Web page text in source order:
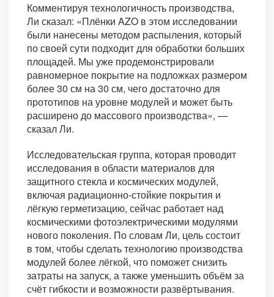
Комментируя технологичность производства,
Ли сказал: «Плёнки AZO в этом исследовании
были нанесены методом распыления, который
по своей сути подходит для обработки больших
площадей. Мы уже продемонстрировали
равномерное покрытие на подложках размером
более 30 см на 30 см, чего достаточно для
прототипов на уровне модулей и может быть
расширено до массового производства», —
сказал Ли.
Исследовательская группа, которая проводит
исследования в области материалов для
защитного стекла и космических модулей,
включая радиационно-стойкие покрытия и
лёгкую герметизацию, сейчас работает над
космическими фотоэлектрическими модулями
нового поколения. По словам Ли, цель состоит
в том, чтобы сделать технологию производства
модулей более лёгкой, что поможет снизить
затраты на запуск, а также уменьшить объём за
счёт гибкости и возможности развёртывания.